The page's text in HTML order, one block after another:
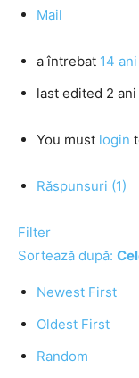
Mail
a întrebat 14
last edited 2 ani
You must login
Răspunsuri (1)
Filter
Sortează după:
Newest First
Oldest First
Random